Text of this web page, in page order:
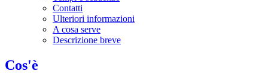
Contatti
Ulteriori informazioni
A cosa serve
Descrizione breve
Cos'è